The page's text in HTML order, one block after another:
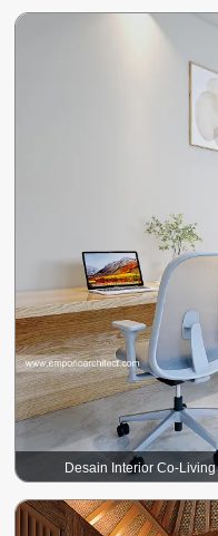
Desain Interior Co-